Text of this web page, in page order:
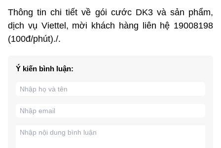
Thông tin chi tiết về gói cước DK3 và sản phẩm,
dịch vụ Viettel, mời khách hàng liên hệ 19008198
(100đ/phút)./.
Ý kiến bình luận: